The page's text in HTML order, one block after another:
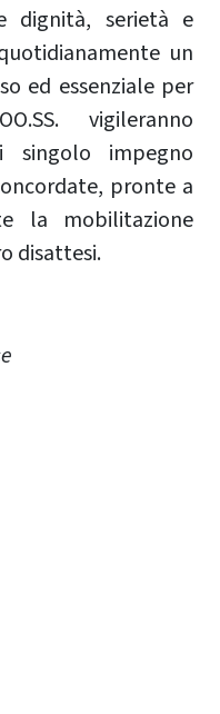
dignità, serietà e
un
ed essenziale per
vigileranno
singolo impegno
pronte a
la mobilitazione
disattesi.